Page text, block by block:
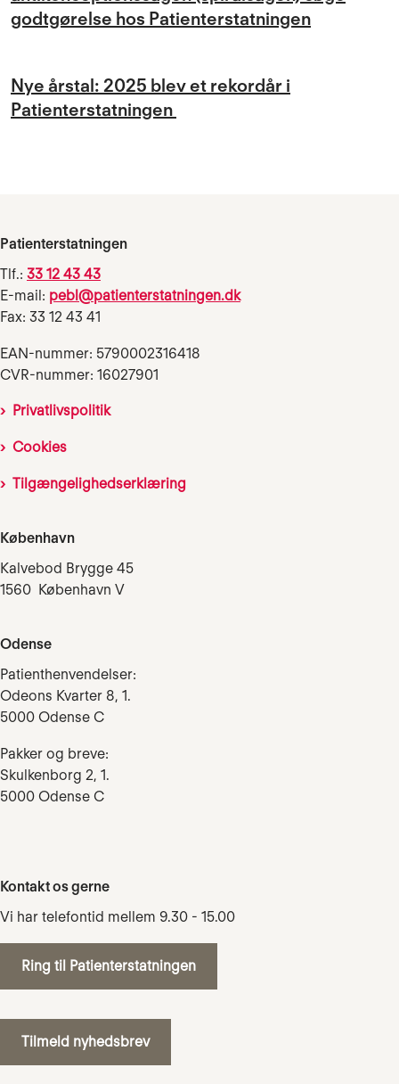
godtgørelse hos Patienterstatningen
Nye årstal: 2025 blev et rekordår i
Patienterstatningen
Patienterstatningen
Tlf.: 33 12 43 43
E-mail: pebl@patienterstatningen.dk
Fax: 33 12 43 41
EAN-nummer: 5790002316418
CVR-nummer: 16027901
Privatlivspolitik
Cookies
Tilgængelighedserklæring
København
Kalvebod Brygge 45
1560 København V
Odense
Patienthenvendelser:
Odeons Kvarter 8, 1.
5000 Odense C
Pakker og breve:
Skulkenborg 2, 1.
5000 Odense C
Kontakt os gerne
Vi har telefontid mellem 9.30 - 15.00
Ring til Patienterstatningen
Tilmeld nyhedsbrev